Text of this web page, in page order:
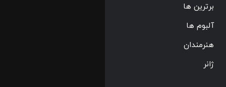
برترین ها
آلبوم ها
هنرمندان
ژانر